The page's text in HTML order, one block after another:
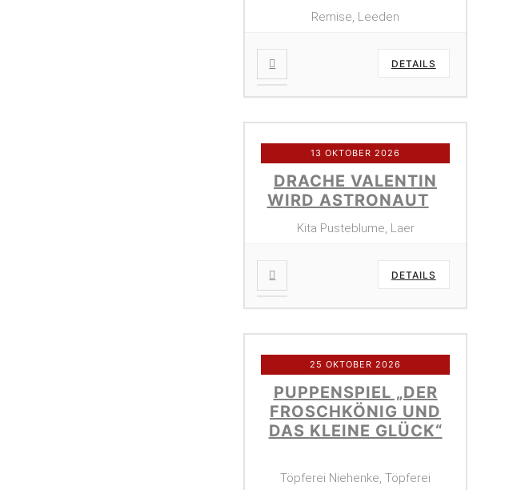
Remise, Leeden
DETAILS
13 OKTOBER 2026
DRACHE VALENTIN
WIRD ASTRONAUT
Kita Pusteblume, Laer
DETAILS
25 OKTOBER 2026
PUPPENSPIEL „DER
FROSCHKÖNIG UND
DAS KLEINE GLÜCK“
Töpferei Niehenke, Töpferei